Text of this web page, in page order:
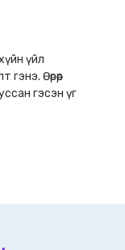
үйл
Өөрөөр
гэсэн үг